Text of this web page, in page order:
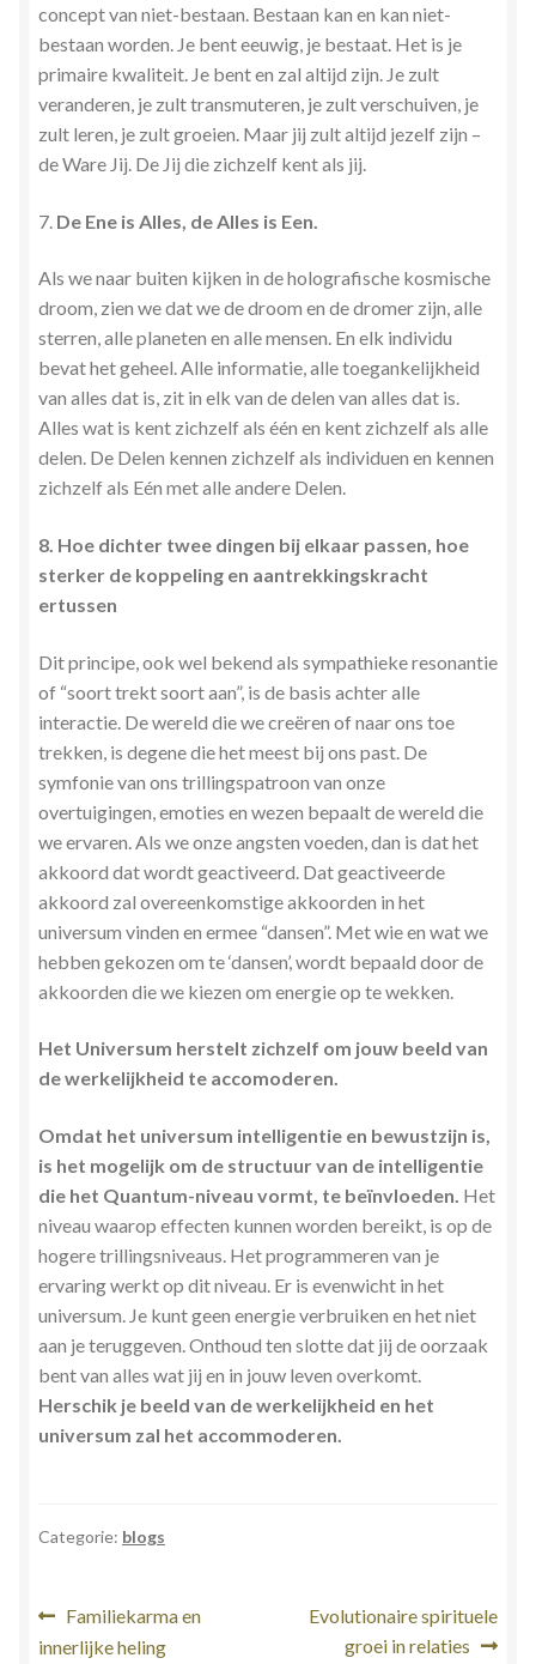
concept van niet-bestaan. Bestaan kan en kan niet-
bestaan worden. Je bent eeuwig, je bestaat. Het is je
primaire kwaliteit. Je bent en zal altijd zijn. Je zult
veranderen, je zult transmuteren, je zult verschuiven, je
zult leren, je zult groeien. Maar jij zult altijd jezelf zijn –
de Ware Jij. De Jij die zichzelf kent als jij.
7. De Ene is Alles, de Alles is Een.
Als we naar buiten kijken in de holografische kosmische
droom, zien we dat we de droom en de dromer zijn, alle
sterren, alle planeten en alle mensen. En elk individu
bevat het geheel. Alle informatie, alle toegankelijkheid
van alles dat is, zit in elk van de delen van alles dat is.
Alles wat is kent zichzelf als één en kent zichzelf als alle
delen. De Delen kennen zichzelf als individuen en kennen
zichzelf als Eén met alle andere Delen.
8. Hoe dichter twee dingen bij elkaar passen, hoe
sterker de koppeling en aantrekkingskracht
ertussen
Dit principe, ook wel bekend als sympathieke resonantie
of “soort trekt soort aan”, is de basis achter alle
interactie. De wereld die we creëren of naar ons toe
trekken, is degene die het meest bij ons past. De
symfonie van ons trillingspatroon van onze
overtuigingen, emoties en wezen bepaalt de wereld die
we ervaren. Als we onze angsten voeden, dan is dat het
akkoord dat wordt geactiveerd. Dat geactiveerde
akkoord zal overeenkomstige akkoorden in het
universum vinden en ermee “dansen”. Met wie en wat we
hebben gekozen om te ‘dansen’, wordt bepaald door de
akkoorden die we kiezen om energie op te wekken.
Het Universum herstelt zichzelf om jouw beeld van
de werkelijkheid te accomoderen.
Omdat het universum intelligentie en bewustzijn is,
is het mogelijk om de structuur van de intelligentie
die het Quantum-niveau vormt, te beïnvloeden. Het
niveau waarop effecten kunnen worden bereikt, is op de
hogere trillingsniveaus. Het programmeren van je
ervaring werkt op dit niveau. Er is evenwicht in het
universum. Je kunt geen energie verbruiken en het niet
aan je teruggeven. Onthoud ten slotte dat jij de oorzaak
bent van alles wat jij en in jouw leven overkomt.
Herschik je beeld van de werkelijkheid en het
universum zal het accommoderen.
Categorie: blogs
Bericht
Vorig
bericht:
Familiekarma en
innerlijke heling
Volgend
bericht:
Evolutionaire spirituele
groei in relaties